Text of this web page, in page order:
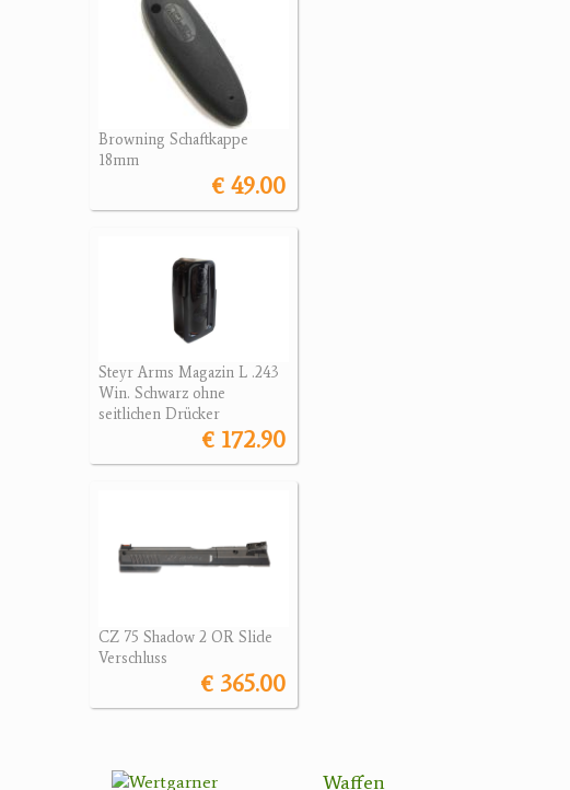
Browning Schaftkappe
18mm
€ 49.00
Steyr Arms Magazin L .243
Win. Schwarz ohne
seitlichen Drücker
€ 172.90
CZ 75 Shadow 2 OR Slide
Verschluss
€ 365.00
Waffen